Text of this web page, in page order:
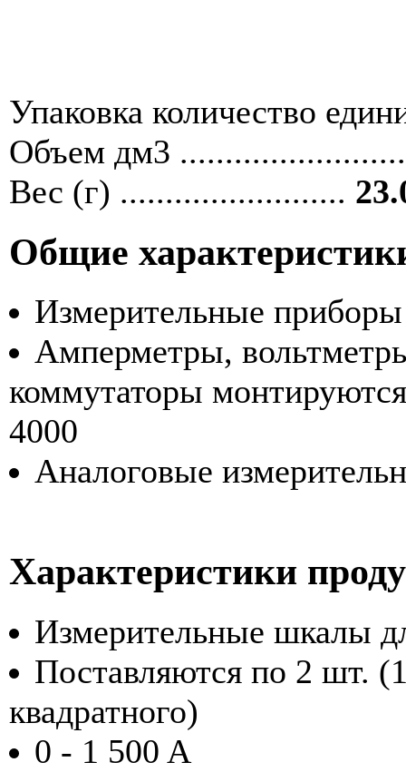
Упаковка количество
Объем дм3
Вес (г) .........................
Общие
Измерительные приборы
Амперметры,
коммутаторы
4000
Аналоговые
Характеристики
Измерительные шкалы
Поставляются по 2 шт.
квадратного)
0 - 1 500 A